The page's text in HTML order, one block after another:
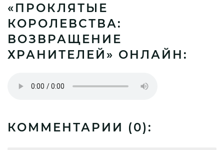
«ПРОКЛЯТЫЕ
КОРОЛЕВСТВА:
ВОЗВРАЩЕНИЕ
ХРАНИТЕЛЕЙ» ОНЛАЙН:
КОММЕНТАРИИ (0):